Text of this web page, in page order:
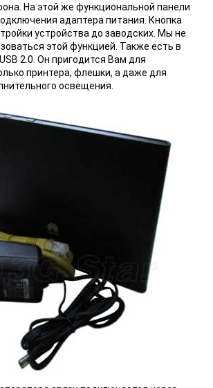
На этой же функциональной панели
адаптера питания. Кнопка
устройства до заводских. Мы не
этой функцией. Также есть в
2.0. Он пригодится Вам для
принтера, флешки, а даже для
освещения.